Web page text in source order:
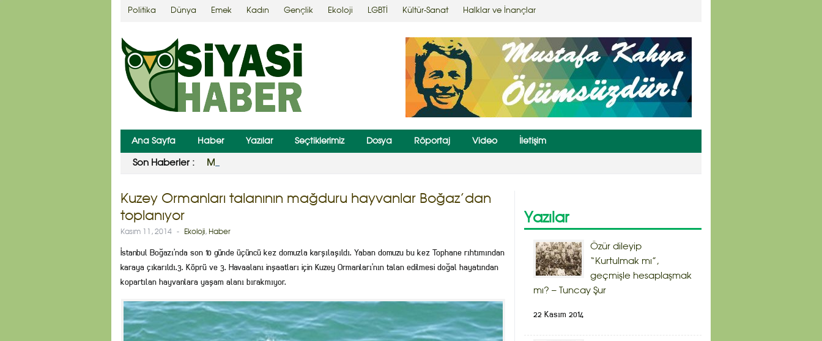
Politika Dünya Emek Kadın Gençlik Ekoloji LGBTİ Kültür-Sanat Halklar ve İnançlar
Ana Sayfa Haber Yazılar Seçtiklerimiz Dosya Röportaj Video İletişim
Son Haberler : Mevsimlik işçilikte yerli işçiye 50 Kürt işçiye 40 lira yevmiye
Kuzey Ormanları talanının mağduru hayvanlar Boğaz’dan
toplanıyor
Kasım 11, 2014 - Ekoloji, Haber
İstanbul Boğazı’nda son 10 günde üçüncü kez domuzla karşılaşıldı. Yaban domuzu bu kez Tophane rıhtımından
karaya çıkarıldı.3. Köprü ve 3. Havaalanı inşaatları için Kuzey Ormanları’nın talan edilmesi doğal hayatından
kopartılan hayvanlara yaşam alanı bırakmıyor.
Yazılar
Özür dileyip
“Kurtulmak mı”,
geçmişle hesaplaşmak
mı? – Tuncay Şur
22 Kasım 2014